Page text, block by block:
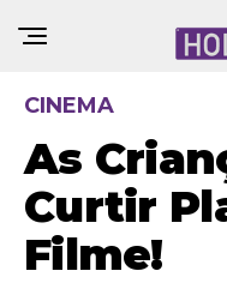
CINEMA
As
Curtir
Filme!